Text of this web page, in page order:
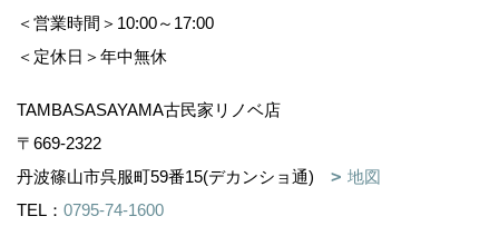
＜営業時間＞10:00～17:00
＜定休日＞年中無休
TAMBASASAYAMA古民家リノベ店
〒669-2322
丹波篠山市呉服町59番15(デカンショ通)
地図
TEL： 0795-74-1600